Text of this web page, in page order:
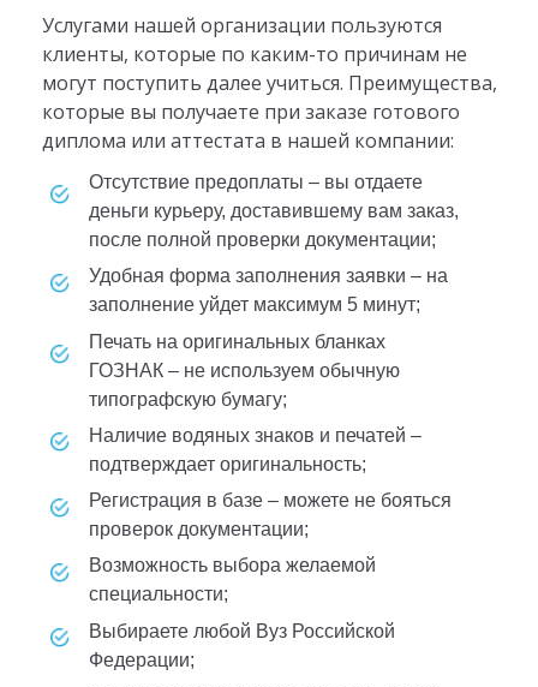
Услугами нашей организации пользуются
клиенты, которые по каким-то причинам не
могут поступить далее учиться. Преимущества,
которые вы получаете при заказе готового
диплома или аттестата в нашей компании:
отсутствие предоплаты – вы отдаете
деньги курьеру, доставившему вам заказ,
после полной проверки документации;
удобная форма заполнения заявки – на
заполнение уйдет максимум 5 минут;
печать на оригинальных бланках
ГОЗНАК – не используем обычную
типографскую бумагу;
наличие водяных знаков и печатей –
подтверждает оригинальность;
регистрация в базе – можете не бояться
проверок документации;
возможность выбора желаемой
специальности;
выбираете любой Вуз Российской
Федерации;